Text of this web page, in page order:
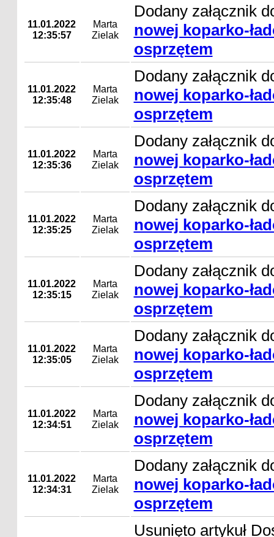
11.01.2022
12:35:57
Marta
Zielak
Dodany załącznik
nowej koparko-
osprzętem
11.01.2022
12:35:48
Marta
Zielak
Dodany załącznik
nowej koparko-
osprzętem
11.01.2022
12:35:36
Marta
Zielak
Dodany załącznik
nowej koparko-
osprzętem
11.01.2022
12:35:25
Marta
Zielak
Dodany załącznik
nowej koparko-
osprzętem
11.01.2022
12:35:15
Marta
Zielak
Dodany załącznik
nowej koparko-
osprzętem
11.01.2022
12:35:05
Marta
Zielak
Dodany załącznik
nowej koparko-
osprzętem
11.01.2022
12:34:51
Marta
Zielak
Dodany załącznik
nowej koparko-
osprzętem
11.01.2022
12:34:31
Marta
Zielak
Dodany załącznik
nowej koparko-
osprzętem
Usunięto artykuł